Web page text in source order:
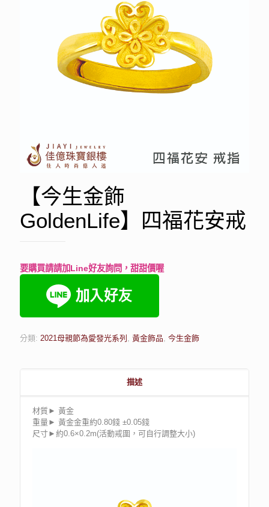
【今生金飾
GoldenLife】四福花安戒
要購買請請加Line好友詢問，甜甜價喔
分類: 2021母親節為愛發光系列 黃金飾品 今生金飾
描述
材質► 黃金
重量► 黃金金重約0.80錢 ±0.05錢
尺寸►約0.6×0.2m(活動戒圍，可自行調整大小)